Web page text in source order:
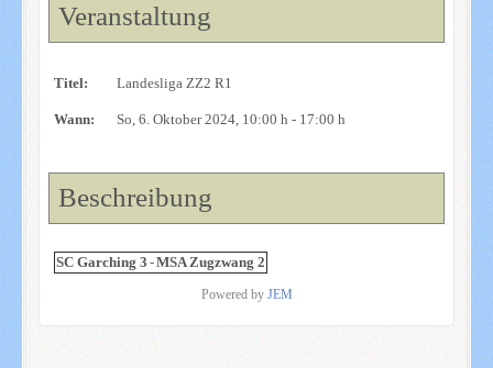
Veranstaltung
Titel: Landesliga ZZ2 R1
Wann: So, 6. Oktober 2024, 10:00 h - 17:00 h
Beschreibung
SC Garching 3 -MSA Zugzwang 2
Powered by JEM